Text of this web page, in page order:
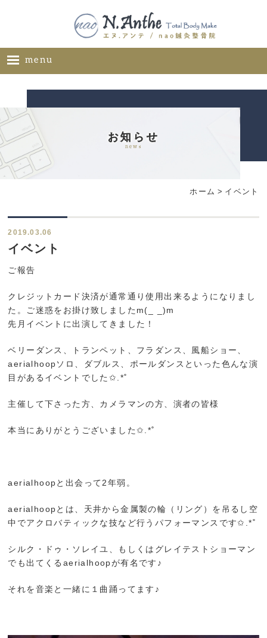
menu
メニュー
ギャラリー
ブログ
お知らせ
news
ホーム > イベント
2019.03.06
イベント
ご報告
クレジットカード決済が通常通り使用出来るようになりまし
た。ご迷惑をお掛け致しましたm(_ _)m
先月イベントに出演してきました！
ベリーダンス、トランペット、フラダンス、風船ショー、
aerialhoopソロ、ダブルス、ポールダンスといった色んな演
目があるイベントでした✩.*˚
主催して下さった方、カメラマンの方、演者の皆様
本当にありがとうございました✩.*˚
aerialhoopと出会って2年弱。
aerialhoopとは、天井から金属製の輪（リング）を吊るし空
中でアクロバティックな技など行うパフォーマンスです✩.*˚
シルク・ドゥ・ソレイユ、もしくはグレイテストショーマン
でも出てくるaerialhoopが有名です♪
それを音楽と一緒に１曲踊ってます♪